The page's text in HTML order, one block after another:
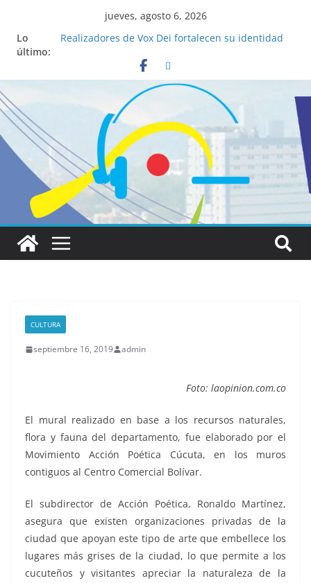
jueves, agosto 6, 2026
Lo
último:
Realizadores de Vox Dei fortalecen su identidad
La ciencia desvela los 5 secretos que tiene
fácilmente un católico para convertirse en
“Superancianos”
Pop Up Market atrae a cientos de visitantes y
dinamiza la economía local
Salud mental a la mesa: la importancia de
hablarlo en familia
Lo que tienen en común la nueva Película Toy
Story 5 y el Papa León XIV
CULTURA
septiembre 16, 2019 admin
Foto: laopinion.com.co
El mural realizado en base a los recursos naturales,
flora y fauna del departamento, fue elaborado por el
Movimiento Acción Poética Cúcuta, en los muros
contiguos al Centro Comercial Bolívar.
El subdirector de Acción Poética, Ronaldo Martínez,
asegura que existen organizaciones privadas de la
ciudad que apoyan este tipo de arte que embellece los
lugares más grises de la ciudad, lo que permite a los
cucuteños y visitantes apreciar la naturaleza de la